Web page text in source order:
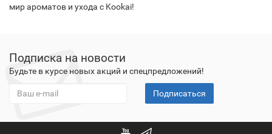
мир ароматов и ухода с Kookai!
Подписка на новости
Будьте в курсе новых акций и спецпредложений!
Подписаться